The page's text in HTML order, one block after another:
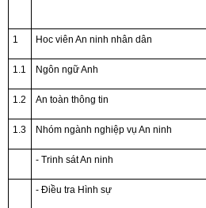
1 Hoc viên An ninh nhân dân
1.1 Ngôn ngữ Anh
1.2 An toàn thông tin
1.3 Nhóm ngành nghiệp vụ An ninh
- Trinh sát An ninh
- Điều tra Hình sự